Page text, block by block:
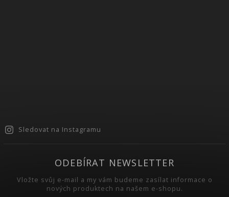
Sledovat na Instagramu
ODEBÍRAT NEWSLETTER
Vložte svůj e-mail a my vám budeme zasílat informace o
nových produktech na našem e-shopu.